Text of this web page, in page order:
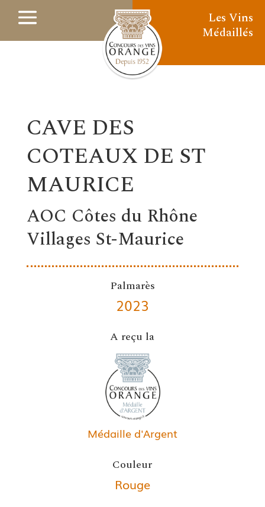
Les Vins
Médaillés
CAVE DES
COTEAUX DE ST
MAURICE
AOC Côtes du Rhône
Villages St-Maurice
Palmarès
2023
A reçu la
Médaille d'Argent
Couleur
Rouge